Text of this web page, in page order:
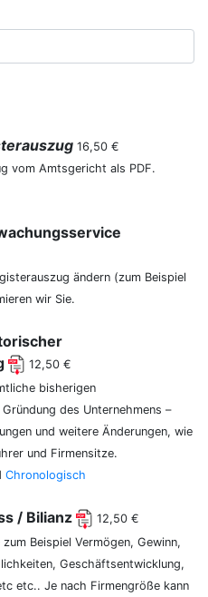
16,50 €
vom Amtsgericht als PDF.
ändern (zum Beispiel
wir Sie.
12,50 €
bisherigen
des Unternehmens –
und weitere Änderungen, wie
und Firmensitze.
Chronologisch
/ Bilianz
12,50 €
Beispiel Vermögen, Gewinn,
Geschäftsentwicklung,
etc.. Je nach Firmengröße kann